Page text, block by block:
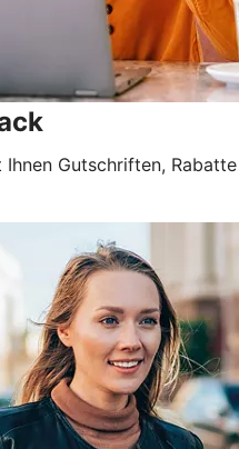
Gutschriften, Rabatte